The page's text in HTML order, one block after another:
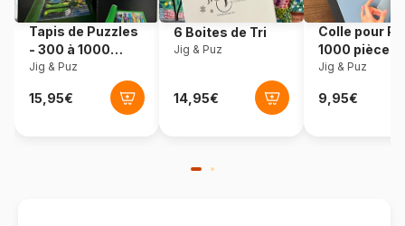
Dimensions 37 x 29 cm
Tapis de Puzzles
- 300 à 1000
pièces
Jig & Puz
6 Boites de Tri
Jig & Puz
Colle pour
1000 pièces
Jig & Puz